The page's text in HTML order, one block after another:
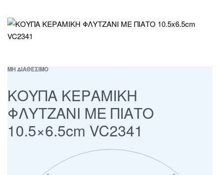
ΜΗ ΔΙΑΘΕΣΙΜΟ
ΚΟΥΠΑ ΚΕΡΑΜΙΚΗ
ΦΛΥΤΖΑΝΙ ΜΕ ΠΙΑΤΟ
10.5×6.5cm VC2341